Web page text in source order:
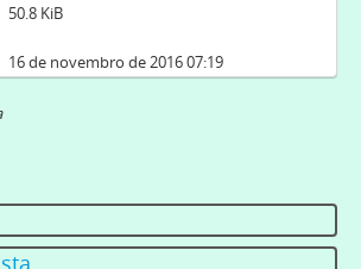
50.8 KiB
16 de novembro de 2016 07:19